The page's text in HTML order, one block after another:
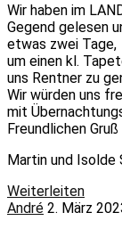
Wir haben im
Gegend gelesen
etwas zwei Tage,
um einen kl.
uns Rentner zu
Wir würden uns
mit
Freundlichen
Martin und Isolde
Weiterleiten
André 2. März